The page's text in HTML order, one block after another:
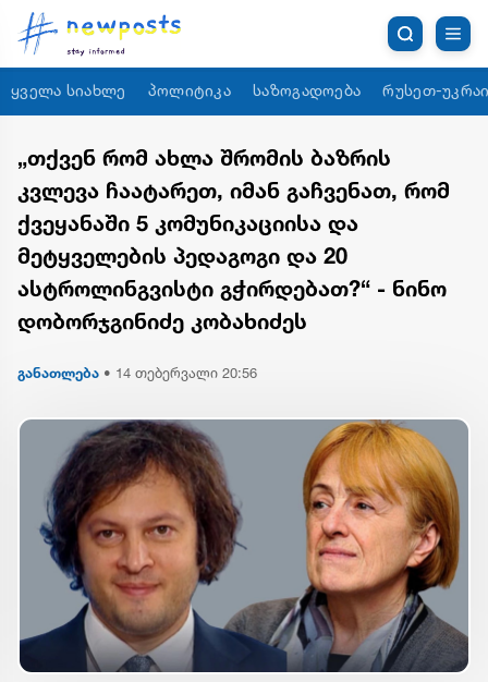
ყველა სიახლე პოლიტიკა საზოგადოება რუსეთ-
„თქვენ რომ ახლა შრომის ბაზრის
კვლევა ჩაატარეთ, იმან გაჩვენათ, რომ
ქვეყანაში 5 კომუნიკაციისა და
მეტყველების პედაგოგი და 20
ასტროლინგვისტი გჭირდებათ?“ - ნინო
დობორჯგინიძე კობახიძეს
განათლება • 14 თებერვალი 20:56